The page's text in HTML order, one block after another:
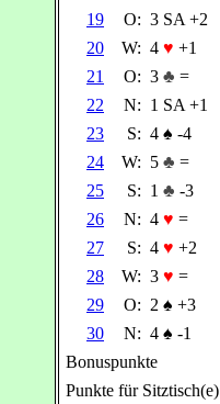
19 O: 3 SA +2
20
W: 4 ♥ +1
21
O: 3 ♣ =
22
N: 1 SA +1
23
S: 4 ♠ -4
24
W: 5 ♣ =
25
S: 1 ♣ -3
26
N: 4 ♥ =
27
S: 4 ♥ +2
28
W: 3 ♥ =
29
O: 2 ♠ +3
30
N: 4 ♠ -1
Bonuspunkte
Punkte für Sitztisch(e)